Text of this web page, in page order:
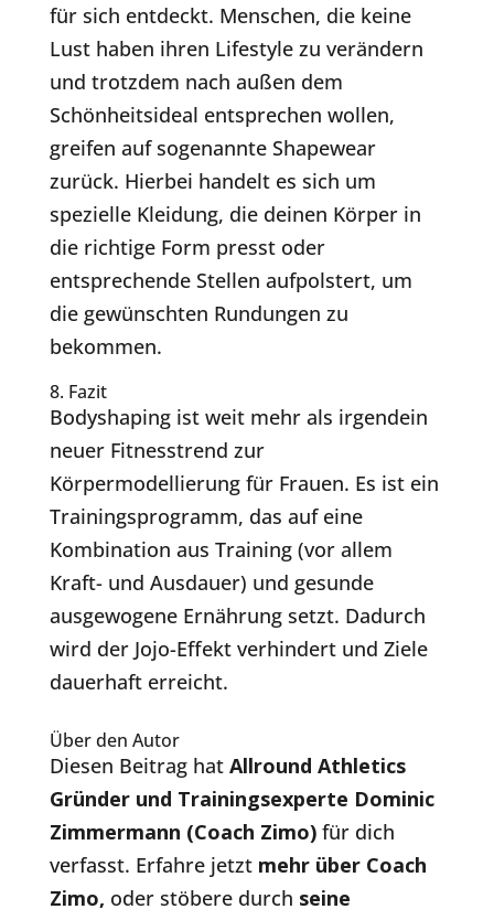
für sich entdeckt. Menschen, die keine
Lust haben ihren Lifestyle zu verändern
und trotzdem nach außen dem
Schönheitsideal entsprechen wollen,
greifen auf sogenannte Shapewear
zurück. Hierbei handelt es sich um
spezielle Kleidung, die deinen Körper in
die richtige Form presst oder
entsprechende Stellen aufpolstert, um
die gewünschten Rundungen zu
bekommen.
8. Fazit
Bodyshaping ist weit mehr als irgendein
neuer Fitnesstrend zur
Körpermodellierung für Frauen. Es ist ein
Trainingsprogramm, das auf eine
Kombination aus Training (vor allem
Kraft- und Ausdauer) und gesunde
ausgewogene Ernährung setzt. Dadurch
wird der Jojo-Effekt verhindert und Ziele
dauerhaft erreicht.
Über den Autor
Diesen Beitrag hat Allround Athletics
Gründer und Trainingsexperte Dominic
Zimmermann (Coach Zimo) für dich
verfasst. Erfahre jetzt mehr über Coach
Zimo, oder stöbere durch seine